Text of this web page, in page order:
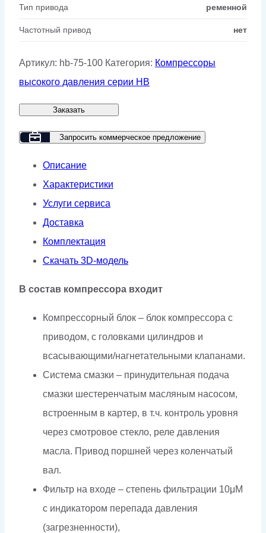
Тип привода ременной
Частотный привод нет
Артикул: hb-75-100 Категория: Компрессоры
высокого давления серии HB
Заказать
Запросить коммерческое предложение
Описание
Характеристики
Услуги сервиса
Доставка
Комплектация
Скачать 3D-модель
В состав компрессора входит
Компрессорный блок – блок компрессора с
приводом, с головками цилиндров и
всасывающими/нагнетательными клапанами.
Система смазки – принудительная подача
смазки шестеренчатым масляным насосом,
встроенным в картер, в т.ч. контроль уровня
через смотровое стекло, реле давления
масла. Привод поршней через коленчатый
вал.
Фильтр на входе – степень фильтрации 10μM
с индикатором перепада давления
(загрезненности),